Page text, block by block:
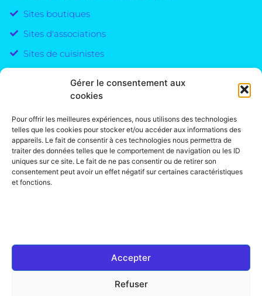
Gérer le consentement aux
cookies
Pour offrir les meilleures expériences, nous utilisons des technologies
telles que les cookies pour stocker et/ou accéder aux informations des
appareils. Le fait de consentir à ces technologies nous permettra de
traiter des données telles que le comportement de navigation ou les ID
uniques sur ce site. Le fait de ne pas consentir ou de retirer son
consentement peut avoir un effet négatif sur certaines caractéristiques
et fonctions.
Accepter
Refuser
Sites boutiques
Sites d'associations
Sites de cuisinistes
Site one-page
Site vitrine
Site e-commerce
Sites pour artisans
Sites d'ostéopathes
Mentions Légales &
De Confidentialités